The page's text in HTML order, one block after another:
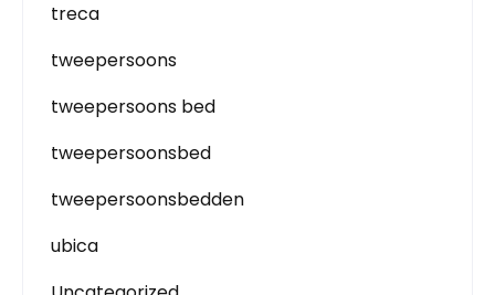
treca
tweepersoons
tweepersoons bed
tweepersoonsbed
tweepersoonsbedden
ubica